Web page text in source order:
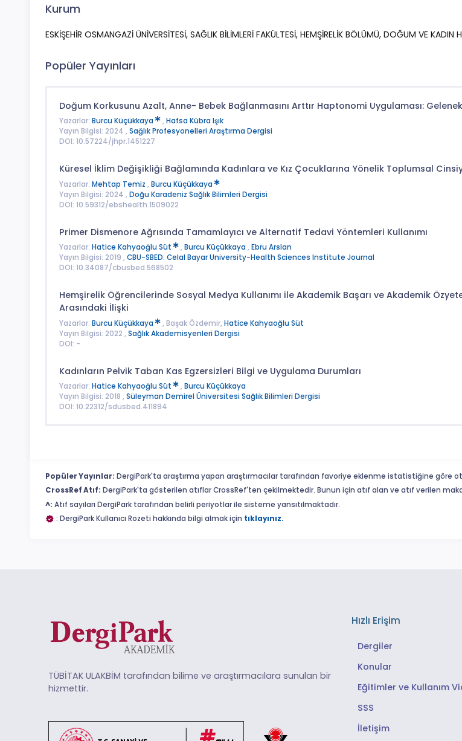
Kurum
ESKİŞEHİR OSMANGAZİ ÜNİVERSİTESİ, SAĞLIK BİLİMLERİ FAKÜLTESİ, HEMŞİRELİK BÖLÜMÜ, DOĞUM VE KADIN
Popüler Yayınları
Doğum Korkusunu Azalt, Anne- Bebek Bağlanmasını Arttır Haptonomi Uygulaması:
Yazarlar: Burcu Küçükkaya , Hafsa Kübra Işık
Yayın Bilgisi: 2024 , Sağlık Profesyonelleri Araştırma Dergisi
DOI: 10.57224/jhpr.1451227
Küresel İklim Değişikliği Bağlamında Kadınlara ve Kız Çocuklarına Yönelik Toplumsal
Yazarlar: Mehtap Temiz , Burcu Küçükkaya
Yayın Bilgisi: 2024 , Doğu Karadeniz Sağlık Bilimleri Dergisi
DOI: 10.59312/ebshealth.1509022
Primer Dismenore Ağrısında Tamamlayıcı ve Alternatif Tedavi Yöntemleri Kullanımı
Yazarlar: Hatice Kahyaoğlu Süt , Burcu Küçükkaya , Ebru Arslan
Yayın Bilgisi: 2019 , CBU-SBED: Celal Bayar University-Health Sciences Institute Journal
DOI: 10.34087/cbusbed.568502
Hemşirelik Öğrencilerinde Sosyal Medya Kullanımı ile Akademik Başarı ve Akademik
Arasındaki İlişki
Yazarlar: Burcu Küçükkaya , Başak Özdemir, Hatice Kahyaoğlu Süt
Yayın Bilgisi: 2022 , Sağlık Akademisyenleri Dergisi
DOI: -
Kadınların Pelvik Taban Kas Egzersizleri Bilgi ve Uygulama Durumları
Yazarlar: Hatice Kahyaoğlu Süt , Burcu Küçükkaya
Yayın Bilgisi: 2018 , Süleyman Demirel Üniversitesi Sağlık Bilimleri Dergisi
DOI: 10.22312/sdusbed.411894
Popüler Yayınlar: DergiPark'ta araştırma yapan araştırmacılar tarafından favoriye eklenme istatistiğine göre
CrossRef Atıf: DergiPark'ta gösterilen atıflar CrossRef'ten çekilmektedir. Bunun için atıf alan ve atıf verilen
^: Atıf sayıları DergiPark tarafından belirli periyotlar ile sisteme yansıtılmaktadır.
: DergiPark Kullanıcı Rozeti hakkında bilgi almak için tıklayınız.
TÜBİTAK ULAKBİM tarafından bilime ve araştırmacılara sunulan bir
hizmettir.
Hızlı Erişim
Dergiler
Konular
Eğitimler ve Kullanım
SSS
İletişim